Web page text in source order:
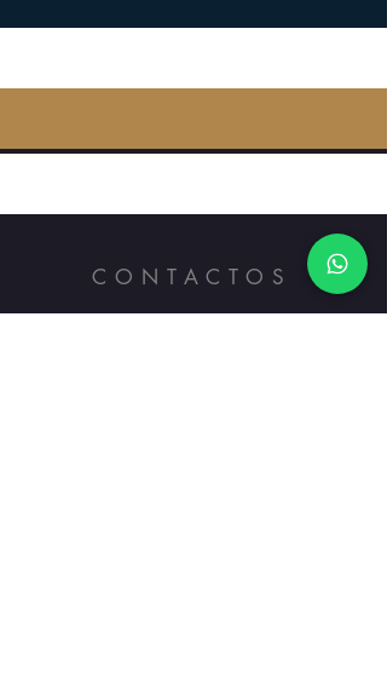
CONTACTOS
Avenida América y Mariana de